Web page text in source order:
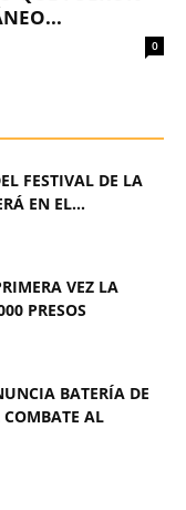
0
FESTIVAL DE LA
EN EL...
VEZ LA
PRESOS
BATERÍA DE
COMBATE AL